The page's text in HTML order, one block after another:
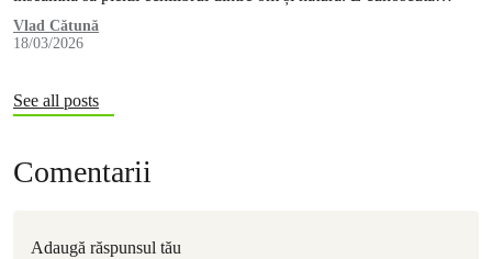
Vlad Cătună
18/03/2026
See all posts
Comentarii
Adaugă răspunsul tău